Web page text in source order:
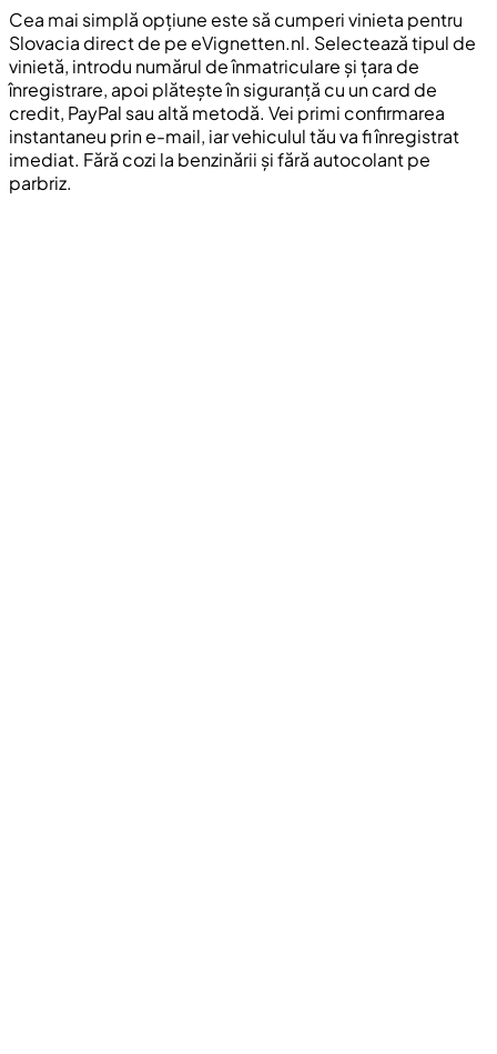
Cea mai simplă opțiune este să cumperi vinieta pentru
Slovacia direct de pe eVignetten.nl. Selectează tipul de
vinietă, introdu numărul de înmatriculare și țara de
înregistrare, apoi plătește în siguranță cu un card de
credit, PayPal sau altă metodă. Vei primi confirmarea
instantaneu prin e-mail, iar vehiculul tău va fi înregistrat
imediat. Fără cozi la benzinării și fără autocolant pe
parbriz.